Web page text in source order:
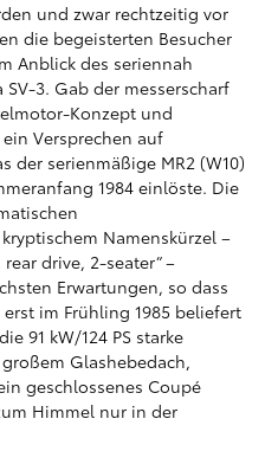
und zwar rechtzeitig vor
die begeisterten Besucher
Anblick des seriennah
3. Gab der messerscharf
Konzept und
Versprechen auf
der serienmäßige MR2 (W10)
1984 einlöste. Die
Namenskürzel –
drive, 2-seater“ –
Erwartungen, so dass
im Frühling 1985 beliefert
91 kW/124 PS starke
Glashebedach,
geschlossenes Coupé
Himmel nur in der